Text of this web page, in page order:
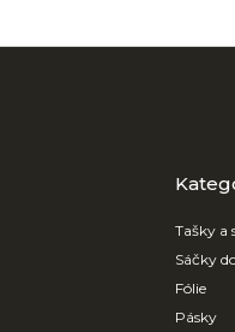
Tašky a
Sáčky
Fólie
Pásky